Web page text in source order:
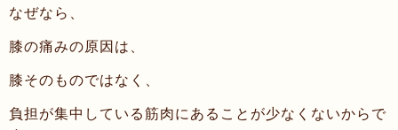
なぜなら、
膝の痛みの原因は、
膝そのものではなく、
負担が集中している筋肉にあることが少なくないからで